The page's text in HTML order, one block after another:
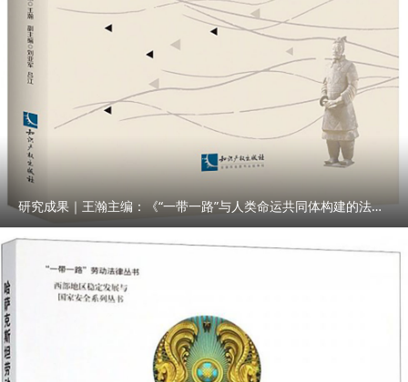
研究成果｜王瀚主编：《“一带一路”与人类命运共同体构建的法律与实践》